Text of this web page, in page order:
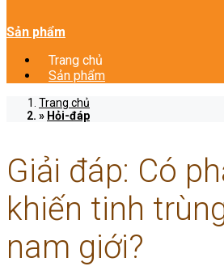
Sản phẩm
Trang chủ
Sản phẩm
Trang chủ
Hỏi-đáp
Giải đáp: Có
khiến tinh
nam giới?